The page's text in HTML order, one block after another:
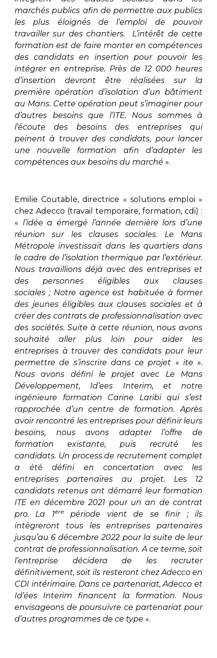
marchés publics afin de permettre aux publics
les plus éloignés de l’emploi de pouvoir
travailler sur des chantiers. L’intérêt de cette
formation est de faire monter en compétences
des candidats en insertion pour pouvoir les
intégrer en entreprise. Près de 12 000 heures
d’insertion devront être réalisées sur la
première opération d’isolation d’un bâtiment
au Mans. Cette opération peut s’imaginer pour
d’autres besoins que l’ITE. Nous sommes à
l’écoute des besoins des entreprises qui
peinent à trouver des candidats, pour lancer
une nouvelle formation afin d’adapter les
compétences aux besoins du marché ».
Emilie Coutable, directrice « solutions emploi »
chez Adecco (travail temporaire, formation, cdi) :
« l’idée a émergé l’année dernière lors d’une
réunion sur les clauses sociales. Le Mans
Métropole investissait dans les quartiers dans
le cadre de l’isolation thermique par l’extérieur.
Nous travaillions déjà avec des entreprises et
des personnes éligibles aux clauses
sociales ; Notre agence est habituée à former
des jeunes éligibles aux clauses sociales et à
créer des contrats de professionnalisation avec
des sociétés. Suite à cette réunion, nous avons
souhaité aller plus loin pour aider les
entreprises à trouver des candidats pour leur
permettre de s’inscrire dans ce projet « ite ».
Nous avons défini le projet avec Le Mans
Développement, Id’ees Interim, et notre
ingénieure formation Carine Laribi qui s’est
rapprochée d’un centre de formation. Après
avoir rencontré les entreprises pour définir leurs
besoins, nous avons adapter l’offre de
formation existante, puis recruté les
candidats. Un process de recrutement complet
a été défini en concertation avec les
entreprises partenaires au projet. Les 12
candidats retenus ont démarré leur formation
ITE en décembre 2021 pour un an de contrat
pro. La 1èrepériode vient de se finir ; ils
intègreront tous les entreprises partenaires
jusqu’au 6 décembre 2022 pour la suite de leur
contrat de professionnalisation. A ce terme, soit
l’entreprise décidera de les recruter
définitivement, soit ils resteront chez Adecco en
CDI intérimaire. Dans ce partenariat, Adecco et
Id’ées Interim financent la formation. Nous
envisageons de poursuivre ce partenariat pour
d’autres programmes de ce type ».